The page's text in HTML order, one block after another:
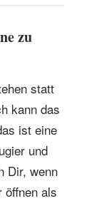
zu
statt
kann das
ist eine
und
Dir, wenn
öffnen als